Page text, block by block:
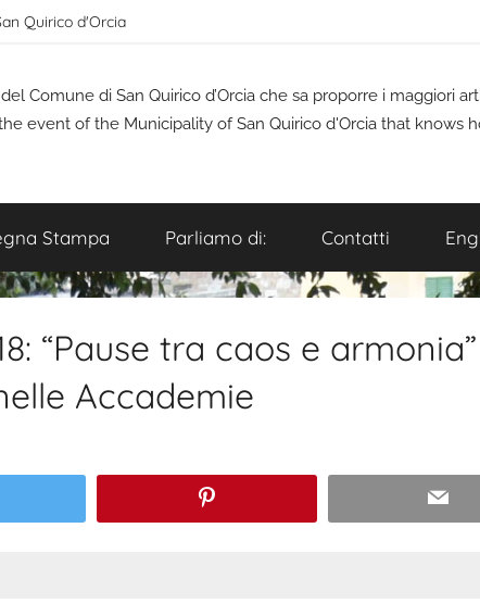
Quirico d'Orcia
Comune di San Quirico d’Orcia che sa proporre i
event of the Municipality of San Quirico d'Orcia that
Stampa Parliamo di: Contatti
“Pause tra caos e armonia”
Accademie
Email